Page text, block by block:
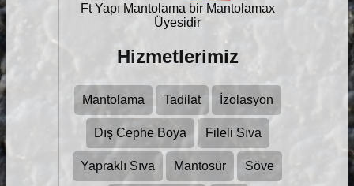
Ft Yapı Mantolama bir Mantolamax
Üyesidir
Hizmetlerimiz
Mantolama Tadilat İzolasyon
Dış Cephe Boya Fileli Sıva
Yapraklı Sıva Mantosür Söve